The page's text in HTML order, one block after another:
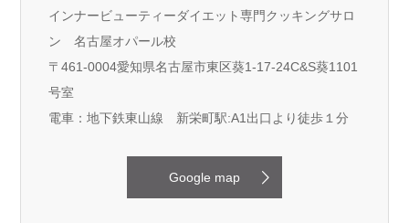
インナービューティーダイエット専門クッキングサロ
ン 名古屋オパール校
〒461-0004愛知県名古屋市東区葵1-17-24C&S葵1101
号室
電車：地下鉄東山線 新栄町駅:A1出口より徒歩１分
Google map